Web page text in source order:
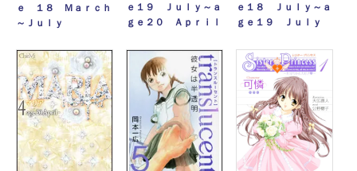
ｅ １８ Ｍａｒｃｈ
～Ｊｕｌｙ
ｅ１９ Ｊｕｌｙ～ａ
ｇｅ２０ Ａｐｒｉｌ
ｅ１８ Ｊｕｌｙ～ａ
ｇｅ１９ Ｊｕｌｙ